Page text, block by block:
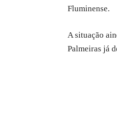
Fluminense.
A situação
Palmeiras já